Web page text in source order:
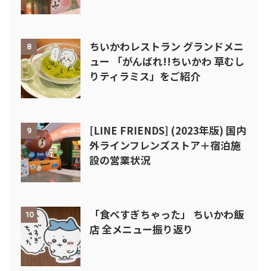
8
ちいかわレストラン グランドメニ
ュー 「がんばれ!!ちいかわ 草むし
りティラミス」をご紹介
9
[LINE FRIENDS] (2023年版) 国内
外ラインフレンズストア＋宿泊施
設の営業状況
10
「食べすぎちゃった」 ちいかわ飯
店 全メニュー振り返り